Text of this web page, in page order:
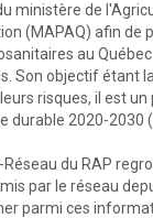
ministère de
(MAPAQ) afin de
au
Son objectif étant
risques, il est
durable 2020-2030
Réseau du RAP
par le réseau
parmi ces